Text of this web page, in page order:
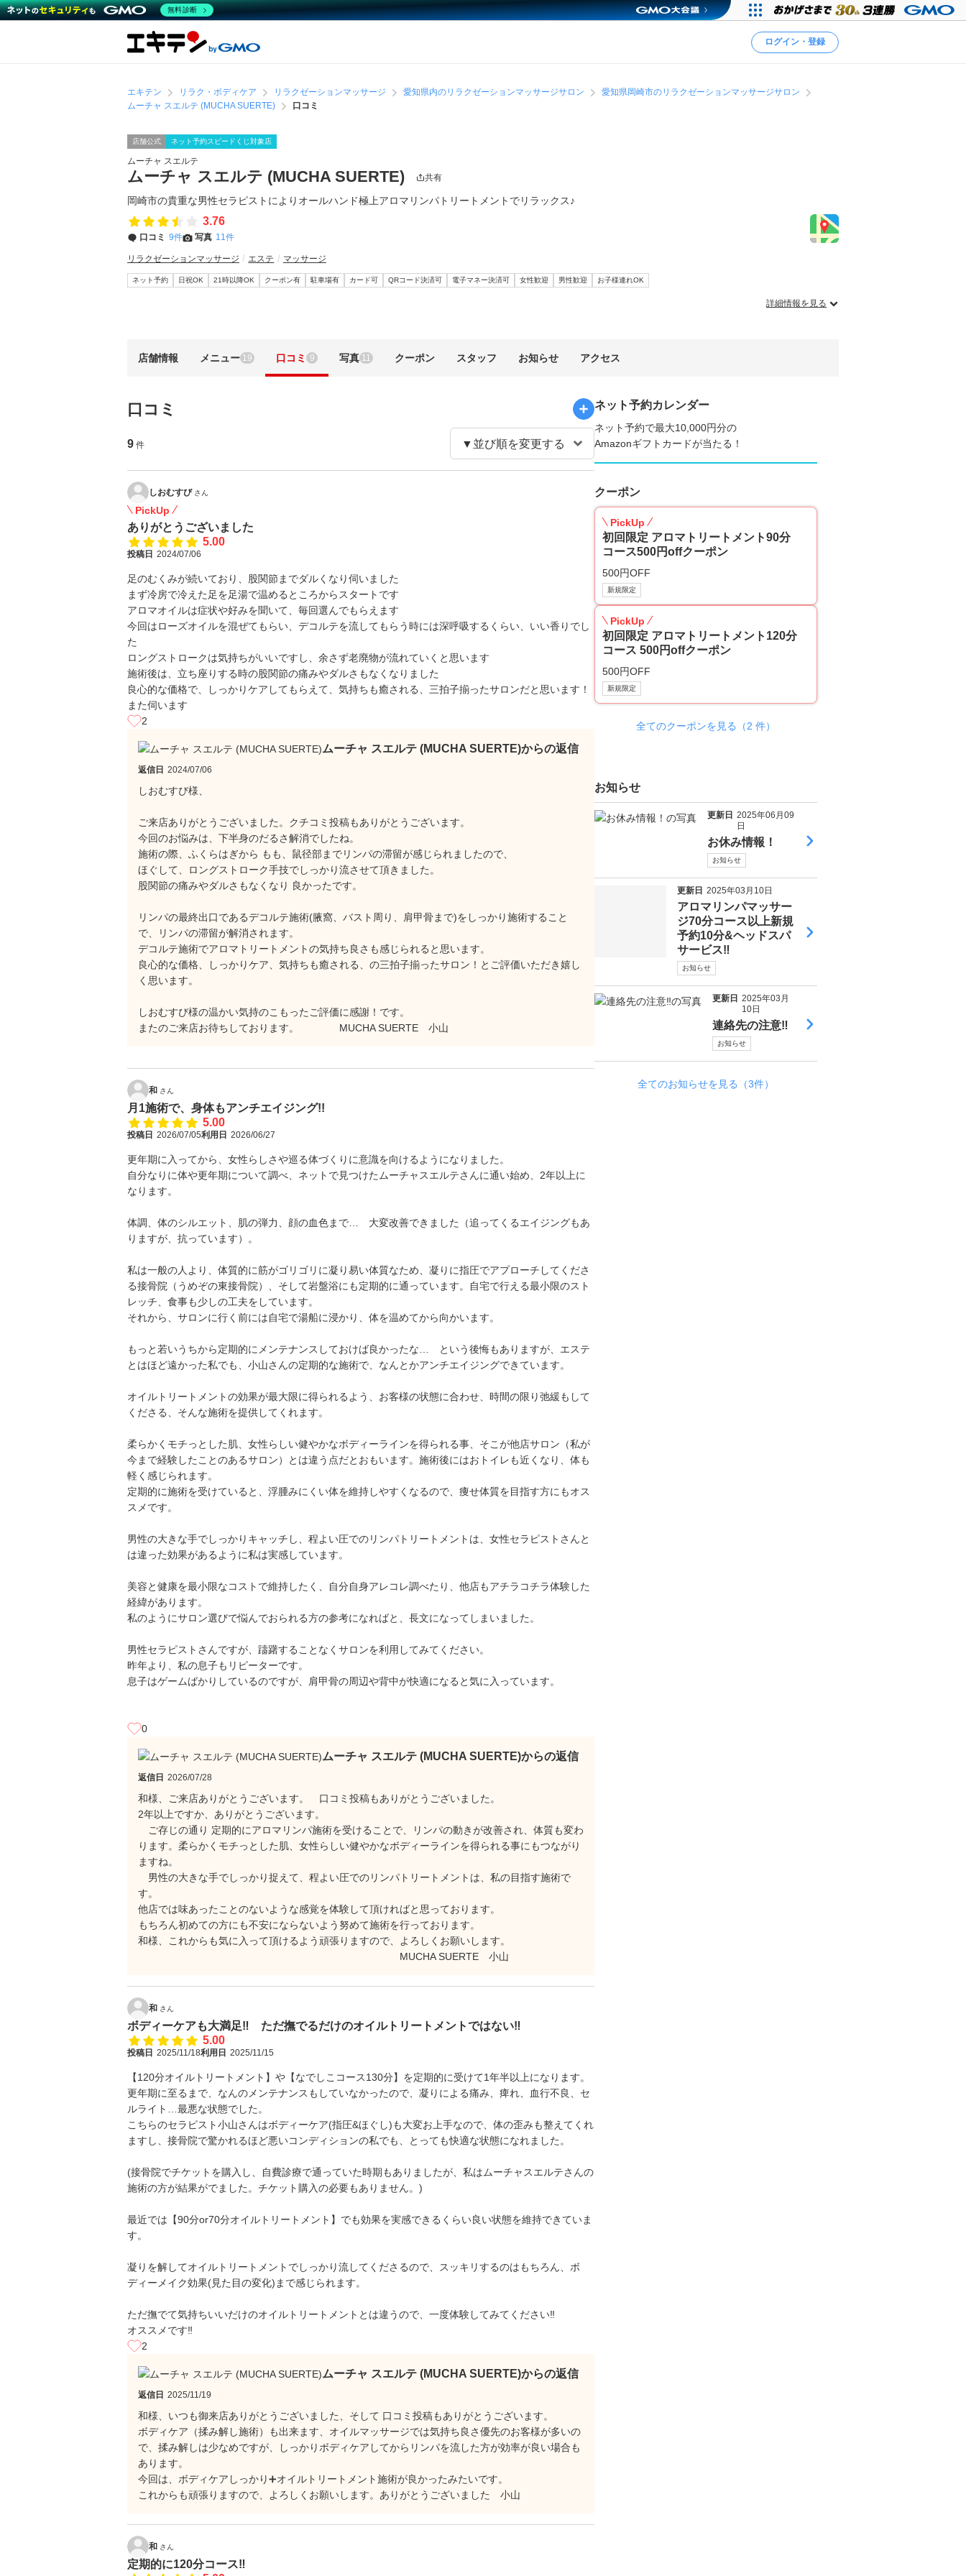
ログイン・登録
エキテン リラク・ボディケア リラクゼーションマッサージ 愛知県内のリラクゼーションマッサージサロン
愛知県岡崎市のリラクゼーションマッサージサロン
ムーチャ スエルテ (MUCHA SUERTE)
口コミ
店舗公式 ネット予約スピードくじ対象店
ムーチャ スエルテ
ムーチャ スエルテ (MUCHA SUERTE) 共有
岡崎市の貴重な男性セラピストによりオールハンド極上アロマリンパトリートメントでリラックス♪
3.76
口コミ 9件 写真 11件
リラクゼーションマッサージ エステ マッサージ
ネット予約 日祝OK 21時以降OK クーポン有 駐車場有 カード可 QRコード決済可 電子マネー決済可 女性歓迎 男性歓迎 お子様連れOK
詳細情報を見る
店舗情報 メニュー 19 口コミ 9 写真 11 クーポン スタッフ お知らせ アクセス
口コミ
9 件
しおむすび さん
PickUp
ありがとうございました
5.00
投稿日 2024/07/06
足のむくみが続いており、股関節までダルくなり伺いました
まず冷房で冷えた足を足湯で温めるところからスタートです
アロマオイルは症状や好みを聞いて、毎回選んでもらえます
今回はローズオイルを混ぜてもらい、デコルテを流してもらう時には深呼吸するくらい、いい香りでし
た
ロングストロークは気持ちがいいですし、余さず老廃物が流れていくと思います
施術後は、立ち座りする時の股関節の痛みやダルさもなくなりました
良心的な価格で、しっかりケアしてもらえて、気持ちも癒される、三拍子揃ったサロンだと思います！
また伺います
2
ムーチャ スエルテ (MUCHA SUERTE)からの返信
返信日 2024/07/06
しおむすび様、
ご来店ありがとうございました。クチコミ投稿もありがとうございます。
今回のお悩みは、下半身のだるさ解消でしたね。
施術の際、ふくらはぎから もも、鼠径部までリンパの滞留が感じられましたので、
ほぐして、ロングストローク手技でしっかり流させて頂きました。
股関節の痛みやダルさもなくなり 良かったです。
リンパの最終出口であるデコルテ施術(腋窩、バスト周り、肩甲骨まで)をしっかり施術すること
で、リンパの滞留が解消されます。
デコルテ施術でアロマトリートメントの気持ち良さも感じられると思います。
良心的な価格、しっかりケア、気持ちも癒される、の三拍子揃ったサロン！とご評価いただき嬉し
く思います。
しおむすび様の温かい気持のこもったご評価に感謝！です。
またのご来店お待ちしております。 MUCHA SUERTE 小山
和 さん
月1施術で、身体もアンチエイジング!!
5.00
投稿日 2026/07/05利用日 2026/06/27
更年期に入ってから、女性らしさや巡る体づくりに意識を向けるようになりました。
自分なりに体や更年期について調べ、ネットで見つけたムーチャスエルテさんに通い始め、2年以上に
なります。
体調、体のシルエット、肌の弾力、顔の血色まで… 大変改善できました（追ってくるエイジングもあ
りますが、抗っています）。
私は一般の人より、体質的に筋がゴリゴリに凝り易い体質なため、凝りに指圧でアプローチしてくださ
る接骨院（うめぞの東接骨院）、そして岩盤浴にも定期的に通っています。自宅で行える最小限のスト
レッチ、食事も少しの工夫をしています。
それから、サロンに行く前には自宅で湯船に浸かり、体を温めてから向かいます。
もっと若いうちから定期的にメンテナンスしておけば良かったな… という後悔もありますが、エステ
とはほど遠かった私でも、小山さんの定期的な施術で、なんとかアンチエイジングできています。
オイルトリートメントの効果が最大限に得られるよう、お客様の状態に合わせ、時間の限り弛緩もして
くださる、そんな施術を提供してくれます。
柔らかくモチっとした肌、女性らしい健やかなボディーラインを得られる事、そこが他店サロン（私が
今まで経験したことのあるサロン）とは違う点だとおもいます。施術後にはおトイレも近くなり、体も
軽く感じられます。
定期的に施術を受けていると、浮腫みにくい体を維持しやすくなるので、痩せ体質を目指す方にもオス
スメです。
男性の大きな手でしっかりキャッチし、程よい圧でのリンパトリートメントは、女性セラピストさんと
は違った効果があるように私は実感しています。
美容と健康を最小限なコストで維持したく、自分自身アレコレ調べたり、他店もアチラコチラ体験した
経緯があります。
私のようにサロン選びで悩んでおられる方の参考になればと、長文になってしまいました。
男性セラピストさんですが、躊躇することなくサロンを利用してみてください。
昨年より、私の息子もリピーターです。
息子はゲームばかりしているのですが、肩甲骨の周辺や背中が快適になると気に入っています。
0
ムーチャ スエルテ (MUCHA SUERTE)からの返信
返信日 2026/07/28
和様、ご来店ありがとうございます。 口コミ投稿もありがとうございました。
2年以上ですか、ありがとうございます。
ご存じの通り 定期的にアロマリンパ施術を受けることで、リンパの動きが改善され、体質も変わ
ります。柔らかくモチっとした肌、女性らしい健やかなボディーラインを得られる事にもつながり
ますね。
男性の大きな手でしっかり捉えて、程よい圧でのリンパトリートメントは、私の目指す施術で
す。
他店では味あったことのないような感覚を体験して頂ければと思っております。
もちろん初めての方にも不安にならないよう努めて施術を行っております。
和様、これからも気に入って頂けるよう頑張りますので、よろしくお願いします。
MUCHA SUERTE 小山
和 さん
ボディーケアも大満足‼ ただ撫でるだけのオイルトリートメントではない‼
5.00
投稿日 2025/11/18利用日 2025/11/15
【120分オイルトリートメント】や【なでしこコース130分】を定期的に受けて1年半以上になります。
更年期に至るまで、なんのメンテナンスもしていなかったので、凝りによる痛み、痺れ、血行不良、セ
ルライト…最悪な状態でした。
こちらのセラピスト小山さんはボディーケア(指圧&ほぐし)も大変お上手なので、体の歪みも整えてくれ
ますし、接骨院で驚かれるほど悪いコンディションの私でも、とっても快適な状態になれました。
(接骨院でチケットを購入し、自費診療で通っていた時期もありましたが、私はムーチャスエルテさんの
施術の方が結果がでました。チケット購入の必要もありません。)
最近では【90分or70分オイルトリートメント】でも効果を実感できるくらい良い状態を維持できていま
す。
凝りを解してオイルトリートメントでしっかり流してくださるので、スッキリするのはもちろん、ボ
ディーメイク効果(見た目の変化)まで感じられます。
ただ撫でて気持ちいいだけのオイルトリートメントとは違うので、一度体験してみてください‼
オススメです‼
2
ムーチャ スエルテ (MUCHA SUERTE)からの返信
返信日 2025/11/19
和様、いつも御来店ありがとうございました、そして 口コミ投稿もありがとうございます。
ボディケア（揉み解し施術）も出来ます、オイルマッサージでは気持ち良さ優先のお客様が多いの
で、揉み解しは少なめですが、しっかりボディケアしてからリンパを流した方が効率が良い場合も
あります。
今回は、ボディケアしっかり➕オイルトリートメント施術が良かったみたいです。
これからも頑張りますので、よろしくお願いします。ありがとうございました 小山
和 さん
定期的に120分コース‼
ネット予約カレンダー
ネット予約で最大10,000円分の
Amazonギフトカードが当たる！
クーポン
PickUp
初回限定 アロマトリートメント90分
コース500円offクーポン
500円OFF
新規限定
PickUp
初回限定 アロマトリートメント120分
コース 500円offクーポン
500円OFF
新規限定
全てのクーポンを見る（2 件）
お知らせ
更新日 2025年06月09
日
お休み情報！
お知らせ
更新日 2025年03月10日
アロマリンパマッサー
ジ70分コース以上新規
予約10分&ヘッドスパ
サービス‼︎
お知らせ
更新日 2025年03月
10日
連絡先の注意‼
お知らせ
全てのお知らせを見る（3件）
無料診断